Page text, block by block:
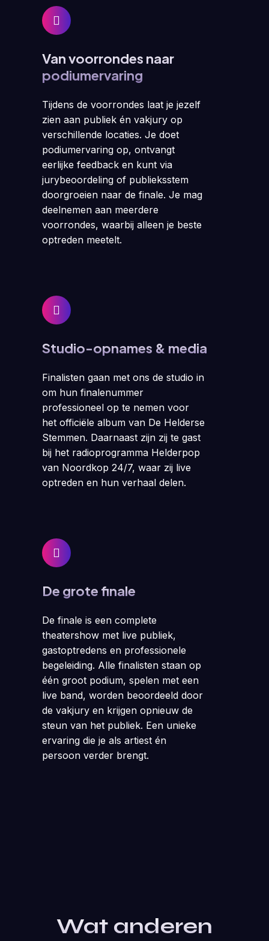
Van voorrondes naar
podiumervaring
Tijdens de voorrondes laat je jezelf
zien aan publiek én vakjury op
verschillende locaties. Je doet
podiumervaring op, ontvangt
eerlijke feedback en kunt via
jurybeoordeling of publieksstem
doorgroeien naar de finale. Je mag
deelnemen aan meerdere
voorrondes, waarbij alleen je beste
optreden meetelt.
Studio-opnames & media
Finalisten gaan met ons de studio in
om hun finalenummer
professioneel op te nemen voor
het officiële album van De Helderse
Stemmen. Daarnaast zijn zij te gast
bij het radioprogramma Helderpop
van Noordkop 24/7, waar zij live
optreden en hun verhaal delen.
De grote finale
De finale is een complete
theatershow met live publiek,
gastoptredens en professionele
begeleiding. Alle finalisten staan op
één groot podium, spelen met een
live band, worden beoordeeld door
de vakjury en krijgen opnieuw de
steun van het publiek. Een unieke
ervaring die je als artiest én
persoon verder brengt.
Wat anderen